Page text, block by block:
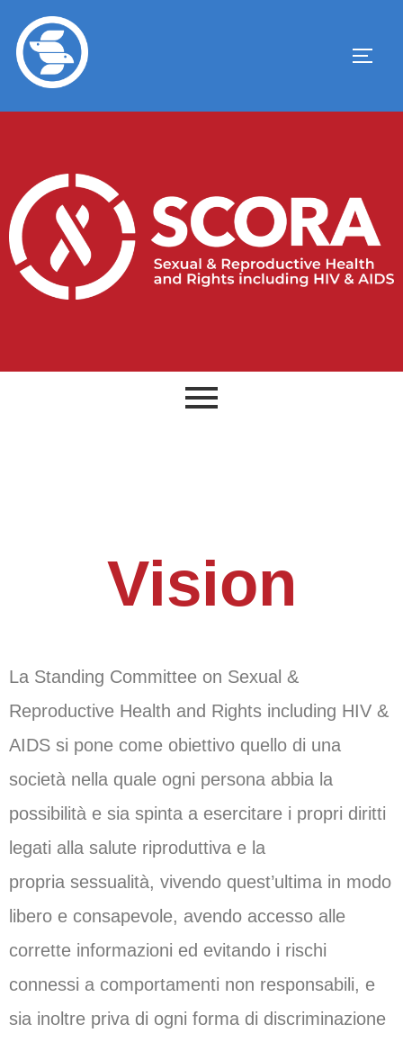
Vision
La Standing Committee on Sexual &
Reproductive Health and Rights including HIV &
AIDS si pone come obiettivo quello di una
società nella quale ogni persona abbia la
possibilità e sia spinta a esercitare i propri diritti
legati alla salute riproduttiva e la
propria sessualità, vivendo quest’ultima in modo
libero e consapevole, avendo accesso alle
corrette informazioni ed evitando i rischi
connessi a comportamenti non responsabili, e
sia inoltre priva di ogni forma di discriminazione